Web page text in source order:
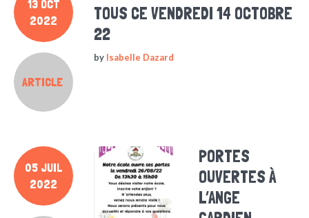
13 OCT
2022
ARTICLE
TOUS CE VENDREDI 14 OCTOBRE
22
by Isabelle Dazard
05 JUIL
2022
PORTES
OUVERTES À
L’ANGE